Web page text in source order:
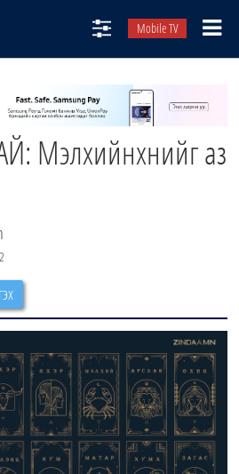
Mobile TV
Мэлхийнхнийг аз